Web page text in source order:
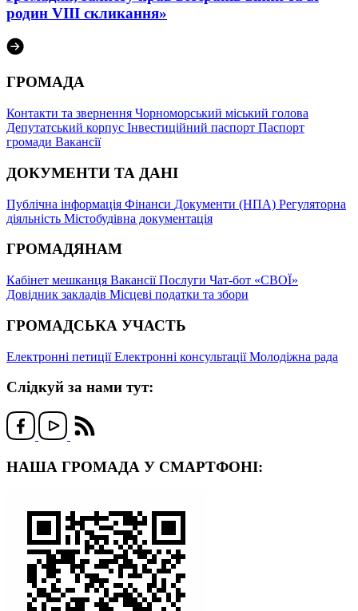
родин VІІІ скликання»
ГРОМАДА
Контакти та звернення Чорноморський міський голова
Депутатський корпус Інвестиційний паспорт Паспорт
громади Вакансії
ДОКУМЕНТИ ТА ДАНІ
Публічна інформація Фінанси Документи (НПА) Регуляторна
діяльність Містобудівна документація
ГРОМАДЯНАМ
Кабінет мешканця ВакансіїПослуги Чат-бот «СВОЇ»
Довідник закладів Місцеві податки та збори
ГРОМАДСЬКА УЧАСТЬ
Електронні петиціїЕлектронні консультаціїМолодіжна рада
Слідкуй за нами тут:
НАША ГРОМАДА У СМАРТФОНІ: